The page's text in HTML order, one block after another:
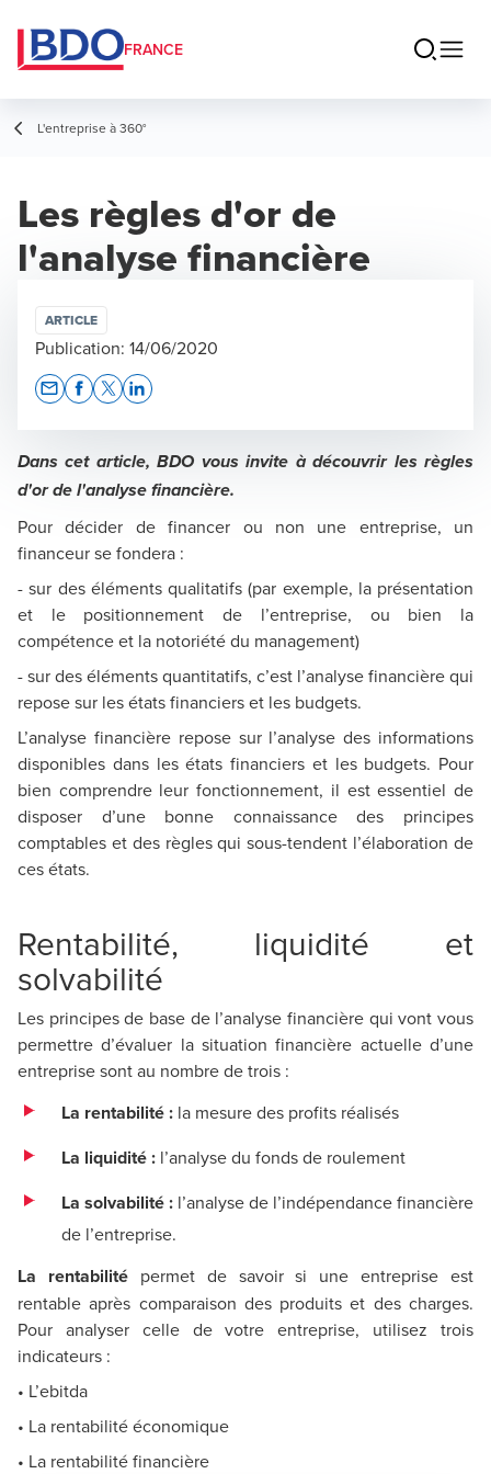
FRANCE
L'entreprise à 360°
Les règles d'or de
l'analyse financière
Dans cet article, BDO vous invite à découvrir les règles
d'or de l'analyse financière.
Pour décider de financer ou non une entreprise, un
financeur se fondera :
- sur des éléments qualitatifs (par exemple, la présentation
et le positionnement de l’entreprise, ou bien la
compétence et la notoriété du management)
- sur des éléments quantitatifs, c’est l’analyse financière qui
repose sur les états financiers et les budgets.
L’analyse financière repose sur l’analyse des informations
disponibles dans les états financiers et les budgets. Pour
bien comprendre leur fonctionnement, il est essentiel de
disposer d’une bonne connaissance des principes
comptables et des règles qui sous-tendent l’élaboration de
ces états.
Rentabilité, liquidité et
solvabilité
Les principes de base de l’analyse financière qui vont vous
permettre d’évaluer la situation financière actuelle d’une
entreprise sont au nombre de trois :
La rentabilité : la mesure des profits réalisés
La liquidité : l’analyse du fonds de roulement
La solvabilité : l’analyse de l’indépendance financière
de l’entreprise.
La rentabilitépermet de savoir si une entreprise est
rentable après comparaison des produits et des charges.
Pour analyser celle de votre entreprise, utilisez trois
indicateurs :
• L’ebitda
• La rentabilité économique
• La rentabilité financière
ARTICLE
Publication: 14/06/2020